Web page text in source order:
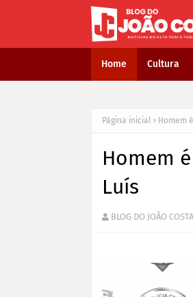
Home Cultura
Página inicial Homem
Homem
Luís
BLOG DO JOÃO COSTA